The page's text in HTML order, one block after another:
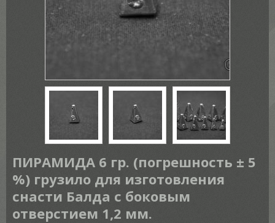
ПИРАМИДА 6 гр. (погрешность ± 5
%) грузило для изготовления
снасти Балда с боковым
отверстием 1,2 мм.